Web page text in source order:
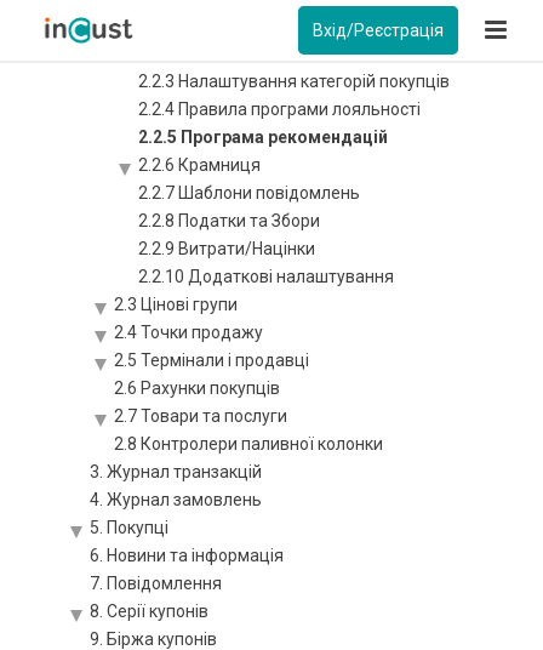
Вхід/Реєстрація
2.2.1 Налаштування програми лояльності
2.2.2 Категорії покупців
2.2.3 Налаштування категорій покупців
2.2.4 Правила програми лояльності
2.2.5 Програма рекомендацій
2.2.6 Крамниця
2.2.7 Шаблони повідомлень
2.2.8 Податки та Збори
2.2.9 Витрати/Націнки
2.2.10 Додаткові налаштування
2.3 Цінові групи
2.4 Точки продажу
2.5 Термінали і продавці
2.6 Рахунки покупців
2.7 Товари та послуги
2.8 Контролери паливної колонки
3. Журнал транзакцій
4. Журнал замовлень
5. Покупці
6. Новини та інформація
7. Повідомлення
8. Серії купонів
9. Біржа купонів